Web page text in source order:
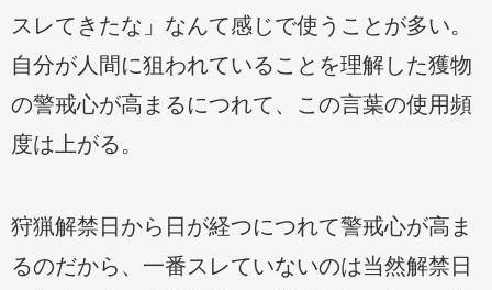
スレてきたな」なんて感じで使うことが多い。
自分が人間に狙われていることを理解した獲物
の警戒心が高まるにつれて、この言葉の使用頻
度は上がる。
狩猟解禁日から日が経つにつれて警戒心が高ま
るのだから、一番スレていないのは当然解禁日